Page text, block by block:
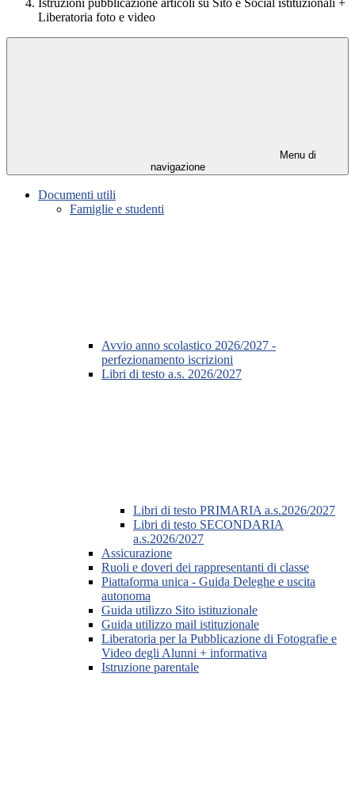
Istruzioni pubblicazione articoli su Sito e Social istituzionali +
Liberatoria foto e video
Menu di
navigazione
Documenti utili
Famiglie e studenti
Avvio anno scolastico 2026/2027 -
perfezionamento iscrizioni
Libri di testo a.s. 2026/2027
Libri di testo PRIMARIA a.s.2026/2027
Libri di testo SECONDARIA
a.s.2026/2027
Assicurazione
Ruoli e doveri dei rappresentanti di classe
Piattaforma unica - Guida Deleghe e uscita
autonoma
Guida utilizzo Sito istituzionale
Guida utilizzo mail istituzionale
Liberatoria per la Pubblicazione di Fotografie e
Video degli Alunni + informativa
Istruzione parentale